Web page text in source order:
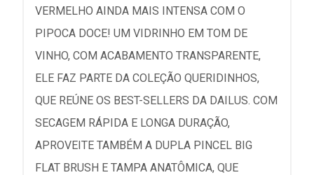
VERMELHO AINDA MAIS INTENSA COM O
PIPOCA DOCE! UM VIDRINHO EM TOM DE
VINHO, COM ACABAMENTO TRANSPARENTE,
ELE FAZ PARTE DA COLEÇÃO QUERIDINHOS,
QUE REÚNE OS BEST-SELLERS DA DAILUS. COM
SECAGEM RÁPIDA E LONGA DURAÇÃO,
APROVEITE TAMBÉM A DUPLA PINCEL BIG
FLAT BRUSH E TAMPA ANATÔMICA, QUE